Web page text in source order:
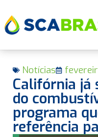
Notícias
Califórnia
do
programa
referência